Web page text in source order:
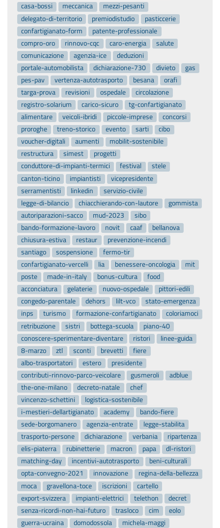
casa-bossi
meccanica
mezzi-pesanti
delegato-di-territorio
premiodistudio
pasticcerie
confartigianato-form
patente-professionale
compro-oro
rinnovo-cqc caro-energia
salute
comunicazione
agenzia-ice
deduzioni
portale-automobilista
dichiarazione-730 divieto
gas
pes-pav
vertenza-autotrasporto besana
orafi
targa-prova
revisioni ospedale
circolazione
registro-solarium
carico-sicuro
tg-confartigianato
alimentare
veicoli-ibridi piccole-imprese
concorsi
proroghe
treno-storico evento sarti
cibo
voucher-digitali
aumenti
mobilit-sostenibile
restructura
simest
progetti
conduttore-di-impianti-termici
festival
stele
canton-ticino
impiantisti
vicepresidente
serramentisti
linkedin
servizio-civile
legge-di-bilancio
chiacchierando-con-lautore
gommista
autoriparazioni-sacco
mud-2023
sibo
bando-formazione-lavoro
novit caaf
bellanova
chiusura-estiva
restaur
prevenzione-incendi
santiago
sospensione
fermo-tir
confartigianato-vercelli
lia benessere-oncologia
mit
poste
made-in-italy bonus-cultura
food
acconciatura
gelaterie nuovo-ospedale
pittori-edili
congedo-parentale
dehors lilt-vco
stato-emergenza
inps
turismo formazione-confartigianato
coloriamoci
retribuzione
sistri bottega-scuola
piano-40
conoscere-sperimentare-diventare
ristori
linee-guida
8-marzo
ztl sconti brevetti
fiere
albo-trasportatori
estero
presidente
contributi-rinnovo-parco-veicolare
gusmeroli
adblue
the-one-milano
decreto-natale
chef
vincenzo-schettini
logistica-sostenibile
i-mestieri-dellartigianato
academy
bando-fiere
sede-borgomanero
agenzia-entrate
legge-stabilita
trasporto-persone
dichiarazione verbania
ripartenza
elis-piaterra
rubinetterie macron papa
dl-ristori
matching-day
incentivi-autotrasporto
beni-culturali
opta-convegno-2021
innovazione
regina-della-bellezza
moca
gravellona-toce iscrizioni
cartello
export-svizzera
impianti-elettrici telethon
decret
senza-ricordi-non-hai-futuro
trasloco cim
eolo
guerra-ucraina
domodossola
michela-maggi